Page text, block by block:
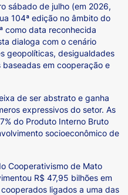
sábado de julho (em 2026,
104ª edição no âmbito do
como data reconhecida
dialoga com o cenário
geopolíticas, desigualdades
em cooperação e
de ser abstrato e ganha
expressivos do setor. As
do Produto Interno Bruto
socioeconômico de
Cooperativismo de Mato
R$ 47,95 bilhões em
ligados a uma das